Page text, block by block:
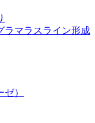
ラマラスライン形成
）